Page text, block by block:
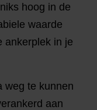
hoog in de
waarde
ankerplek in je
weg te kunnen
aan